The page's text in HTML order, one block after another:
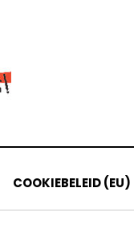
COOKIEBELEID (EU)